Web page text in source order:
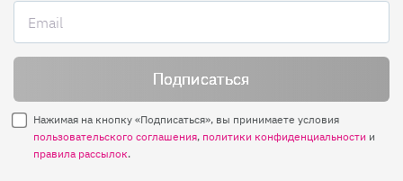
Нажимая на кнопку «Подписаться», вы принимаете условия
пользовательского соглашения, политики конфиденциальности и
правила рассылок.